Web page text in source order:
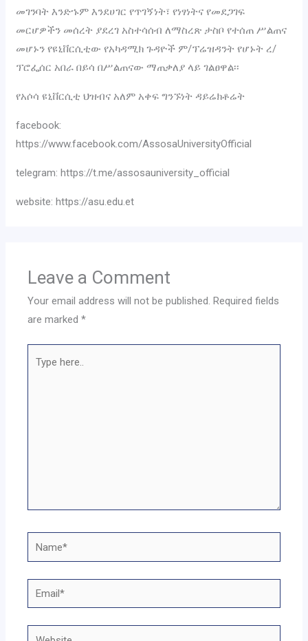
መገንባት እንድኁም እንደሀገር የጥገኝነት፣ የነፃነትና የመደጋገፍ
መርሆዎችን መሰረት ያደረገ አስተሳሰብ ለማስረጽ ታስቦ የተሰጠ ሥልጠና
መሆኑን የዩኒቨርሲቲው የአካዳሚክ ጉዳዮች ም/ፕሬዝዳንት የሆኑት ረ/
ፕሮፌሰር አበራ በይሳ በሥልጠናው ማጠቃለያ ላይ ገልፀዋል፡፡
የአሶሳ ዩኒቨርሲቲ ህዝብና አለም አቀፍ ግንኙነት ዳይሬክቶሬት
facebook:
https://www.facebook.com/AssosaUniversityOfficial
telegram: https://t.me/assosauniversity_official
website: https://asu.edu.et
Leave a Comment
Your email address will not be published. Required fields
are marked*
here..
Name*
Email*
Website